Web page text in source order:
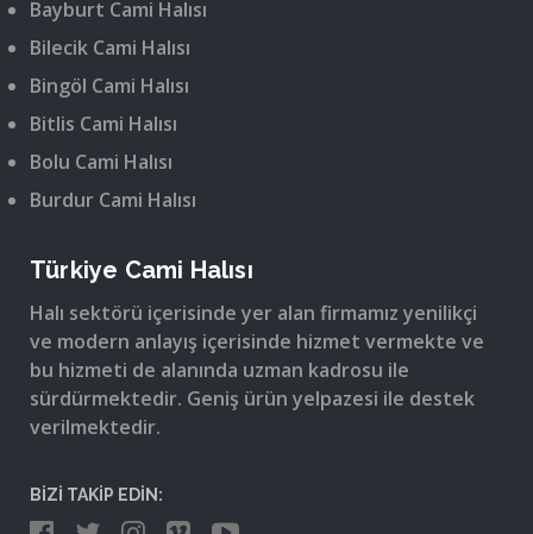
Bayburt Cami Halısı
Bilecik Cami Halısı
Bingöl Cami Halısı
Bitlis Cami Halısı
Bolu Cami Halısı
Burdur Cami Halısı
Türkiye Cami Halısı
Halı sektörü içerisinde yer alan firmamız yenilikçi
ve modern anlayış içerisinde hizmet vermekte ve
bu hizmeti de alanında uzman kadrosu ile
sürdürmektedir. Geniş ürün yelpazesi ile destek
verilmektedir.
BİZİ TAKİP EDİN: